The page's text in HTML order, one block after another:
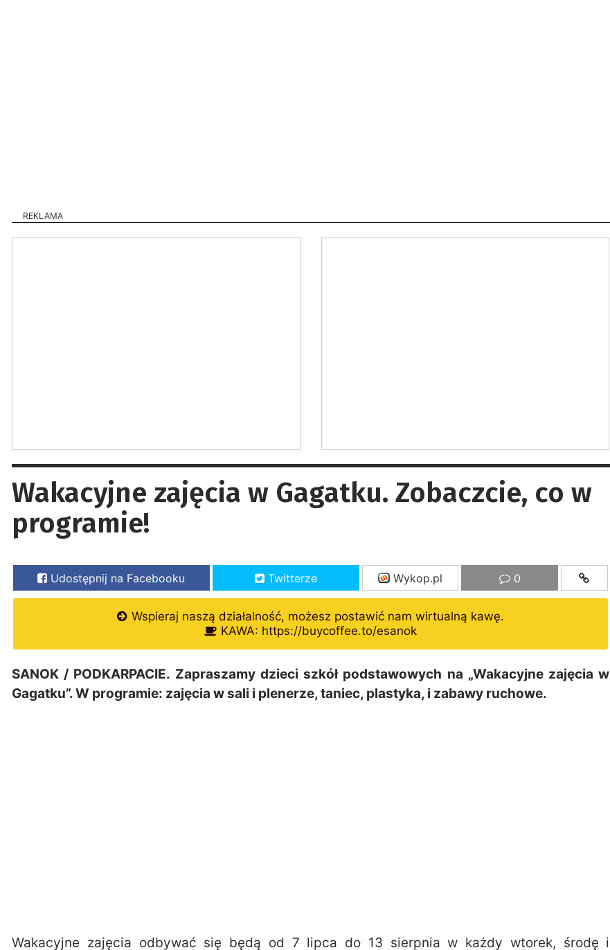
REKLAMA
Wakacyjne zajęcia w Gagatku. Zobaczcie, co w
programie!
Udostępnij na Facebooku Twitterze Wykop.pl 0
Wspieraj naszą działalność, możesz postawić nam wirtualną kawę.
KAWA: https://buycoffee.to/esanok
SANOK / PODKARPACIE. Zapraszamy dzieci szkół podstawowych na „Wakacyjne zajęcia w
Gagatku”. W programie: zajęcia w sali i plenerze, taniec, plastyka, i zabawy ruchowe.
Wakacyjne zajęcia odbywać się będą od 7 lipca do 13 sierpnia w każdy wtorek, środę i